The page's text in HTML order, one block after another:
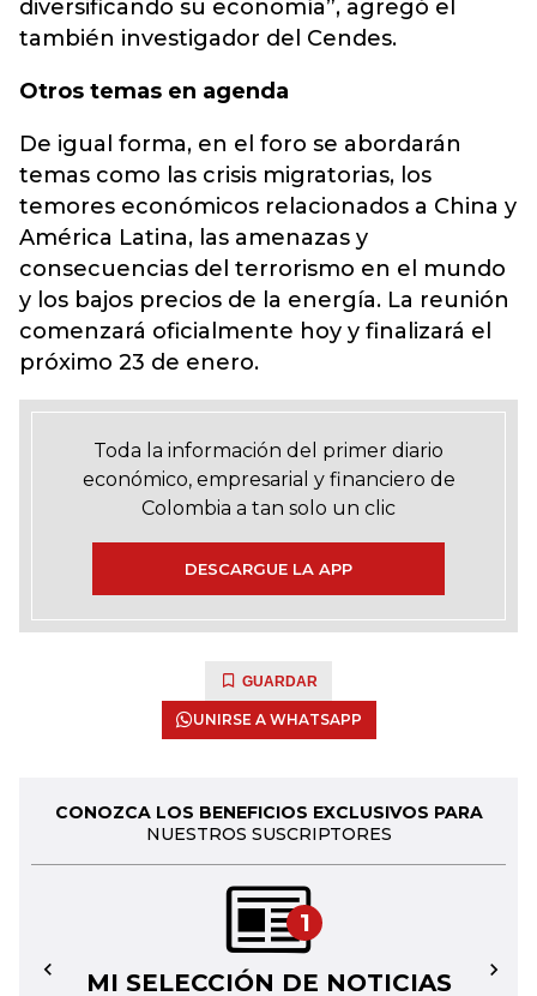
diversificando su economía”, agregó el
también investigador del Cendes.
Otros temas en agenda
De igual forma, en el foro se abordarán
temas como las crisis migratorias, los
temores económicos relacionados a China y
América Latina, las amenazas y
consecuencias del terrorismo en el mundo
y los bajos precios de la energía. La reunión
comenzará oficialmente hoy y finalizará el
próximo 23 de enero.
Toda la información del primer diario
económico, empresarial y financiero de
Colombia a tan solo un clic
DESCARGUE LA APP
GUARDAR
UNIRSE A WHATSAPP
CONOZCA LOS BENEFICIOS EXCLUSIVOS PARA
NUESTROS SUSCRIPTORES
1
MI SELECCIÓN DE NOTICIAS
← →